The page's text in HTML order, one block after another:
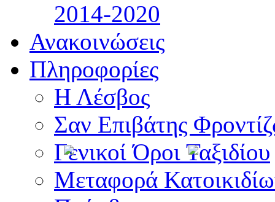
2014-2020
Ανακοινώσεις
Πληροφορίες
Η Λέσβος
Σαν Επιβάτης
Γενικοί Όροι Ταξιδίου
Μεταφορά